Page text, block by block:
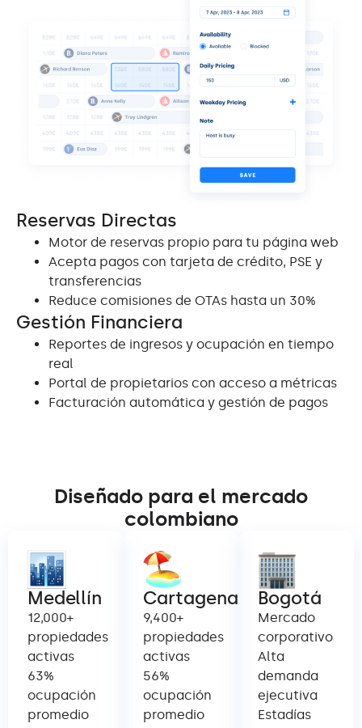
Reservas Directas
Motor de reservas propio para tu página web
Acepta pagos con tarjeta de crédito, PSE y
transferencias
Reduce comisiones de OTAs hasta un 30%
Gestión Financiera
Reportes de ingresos y ocupación en tiempo
real
Portal de propietarios con acceso a métricas
Facturación automática y gestión de pagos
Diseñado para el mercado
colombiano
Medellín
12,000+
propiedades
activas
63%
ocupación
promedio
Cartagena
9,400+
propiedades
activas
56%
ocupación
promedio
Bogotá
Mercado
corporativo
Alta
demanda
ejecutiva
Estadías